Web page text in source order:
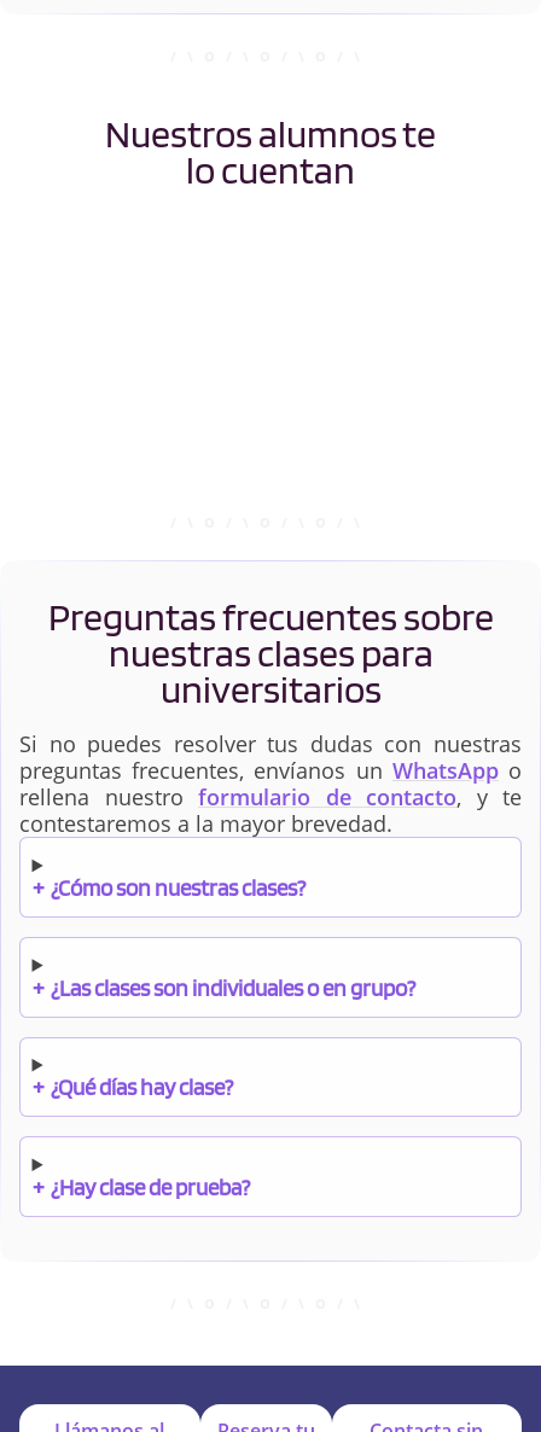
Nuestros alumnos te
lo cuentan
Preguntas frecuentes sobre
nuestras clases para
universitarios
Si no puedes resolver tus dudas con nuestras
preguntas frecuentes, envíanos un WhatsAppo
rellena nuestro formulario de contacto, y te
contestaremos a la mayor brevedad.
+ ¿Cómo son nuestras clases?
+ ¿Las clases son individuales o en grupo?
+ ¿Qué días hay clase?
+ ¿Hay clase de prueba?